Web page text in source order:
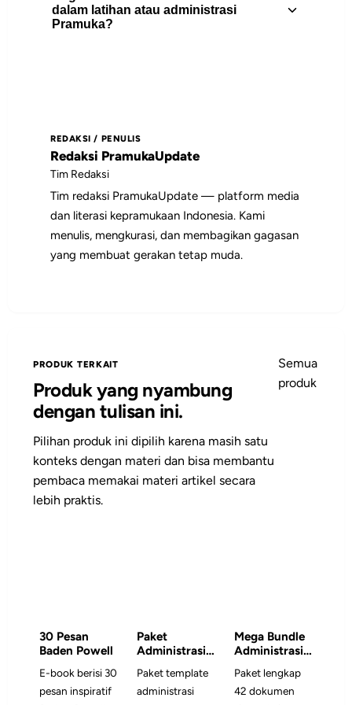
merupakan salah satu atribut Pramuka
yang wajib dipakai setiap kegiatan
Artikel ini berguna untuk pembina
Pramuka, peserta didik, pengurus gugus
dalam latihan atau administrasi
Pramuka?
catatan pembinaan, atau rujukan saat
menyiapkan kegiatan.
REDAKSI / PENULIS
Redaksi PramukaUpdate
Tim Redaksi
Tim redaksi PramukaUpdate — platform media
dan literasi kepramukaan Indonesia. Kami
menulis, mengkurasi, dan membagikan gagasan
yang membuat gerakan tetap muda.
PRODUK TERKAIT
Produk yang nyambung
dengan tulisan ini.
Pilihan produk ini dipilih karena masih satu
konteks dengan materi dan bisa membantu
pembaca memakai materi artikel secara
lebih praktis.
Semua
produk
30 Pesan
Baden Powell
E-book berisi 30
pesan inspiratif
Paket
Administrasi
Pramuka
Paket template
administrasi
Mega Bundle
Administrasi
& RPP/Modul
Ajar Pramuka
Paket lengkap
42 dokumen